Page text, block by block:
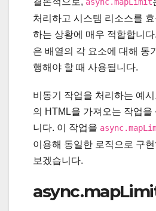
처리하고 시스템 리소스를
하는 상황에 매우 적합합니다
은 배열의 각 요소에 대해 동
행해야 할 때 사용됩니다.
비동기 작업을 처리하는 예
의 HTML을 가져오는 작업을
니다. 이 작업을
이용해 동일한 로직으로 구
보겠습니다.